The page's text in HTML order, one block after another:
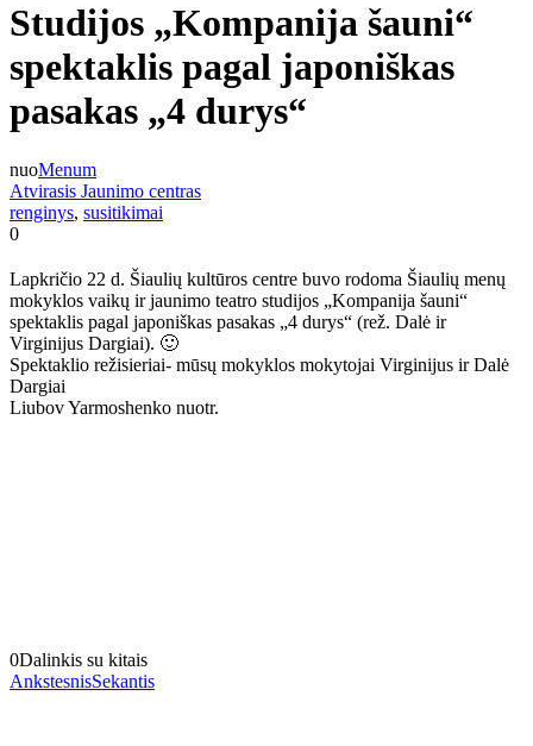
Studijos „Kompanija šauni“
spektaklis pagal japoniškas
pasakas „4 durys“
nuoMenum
Atvirasis Jaunimo centras
renginys, susitikimai
0
Lapkričio 22 d. Šiaulių kultūros centre buvo rodoma Šiaulių menų
mokyklos vaikų ir jaunimo teatro studijos „Kompanija šauni“
spektaklis pagal japoniškas pasakas „4 durys“ (rež. Dalė ir
Virginijus Dargiai). 🙂
Spektaklio režisieriai- mūsų mokyklos mokytojai Virginijus ir Dalė
Dargiai
Liubov Yarmoshenko nuotr.
0Dalinkis su kitais
AnkstesnisSekantis